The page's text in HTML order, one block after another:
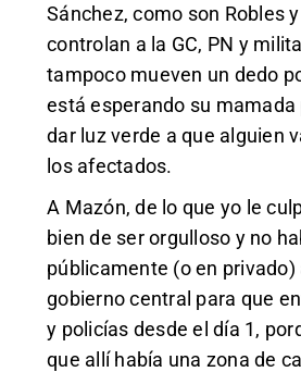
Sánchez, como son Robles
controlan a la GC, PN y
tampoco mueven un dedo
está esperando su
dar luz verde a que alguien
los afectados.
A Mazón, de lo que yo le
bien de ser orgulloso y no
públicamente (o en privado)
gobierno central para que
y policías desde el día 1,
que allí había una zona de